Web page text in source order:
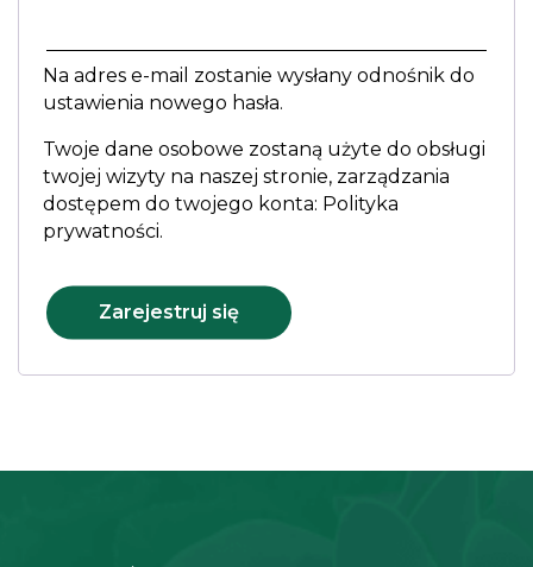
Na adres e-mail zostanie wysłany odnośnik do
ustawienia nowego hasła.
Twoje dane osobowe zostaną użyte do obsługi
twojej wizyty na naszej stronie, zarządzania
dostępem do twojego konta: Polityka
prywatności.
Zarejestruj się